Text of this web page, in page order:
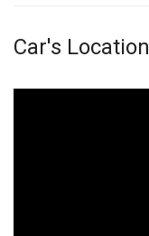
Car's Location